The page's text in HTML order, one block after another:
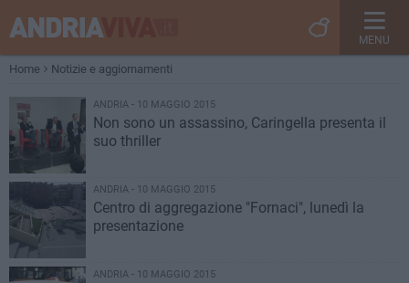
MENU
Home Notizie e aggiornamenti
ANDRIA - 10 MAGGIO 2015
Non sono un assassino, Caringella presenta il
suo thriller
ANDRIA - 10 MAGGIO 2015
Centro di aggregazione "Fornaci", lunedì la
presentazione
ANDRIA - 10 MAGGIO 2015